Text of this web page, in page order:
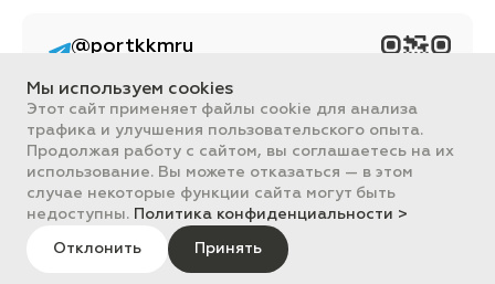
Вся информация, размещенная на сайте, носит ознакомительный
характер и не является публичной офертой, определяемой
положениями Статьи 437 ГК РФ.
Все цены на сайте указаны с НДС. ООО "ПОРТ" ИНН 2461018892,
ОГРН 1022401953496
ПОРТ 2011-2026
Политика обработки данных
@portkkmru
контент PORT - бизнес
портал
Мы используем cookies
Этот сайт применяет файлы cookie для анализа
трафика и улучшения пользовательского опыта.
Продолжая работу с сайтом, вы соглашаетесь на их
использование. Вы можете отказаться — в этом
случае некоторые функции сайта могут быть
недоступны. Политика конфиденциальности >
Отклонить Принять